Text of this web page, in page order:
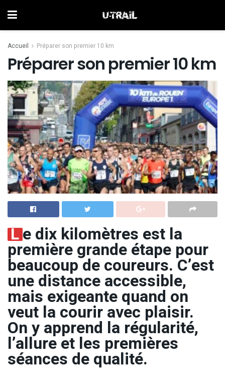
Accueil Préparer son premier 10 km
Préparer son premier 10 km
Le dix kilomètres est la
première grande étape pour
beaucoup de coureurs. C’est
une distance accessible,
mais exigeante quand on
veut la courir avec plaisir.
On y apprend la régularité,
l’allure et les premières
séances de qualité.